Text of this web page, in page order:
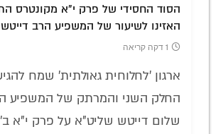
הסוד החסידי של פרק י"א מקונטרס
האזינו לשיעור של המשפיע הרב דייטש
1 דקה קריאה
ארגון 'לחלוחית גאולתית' שמח
החלק השני והמרתק של המשפיע
שלום דייטש שליט"א על פרק י"א